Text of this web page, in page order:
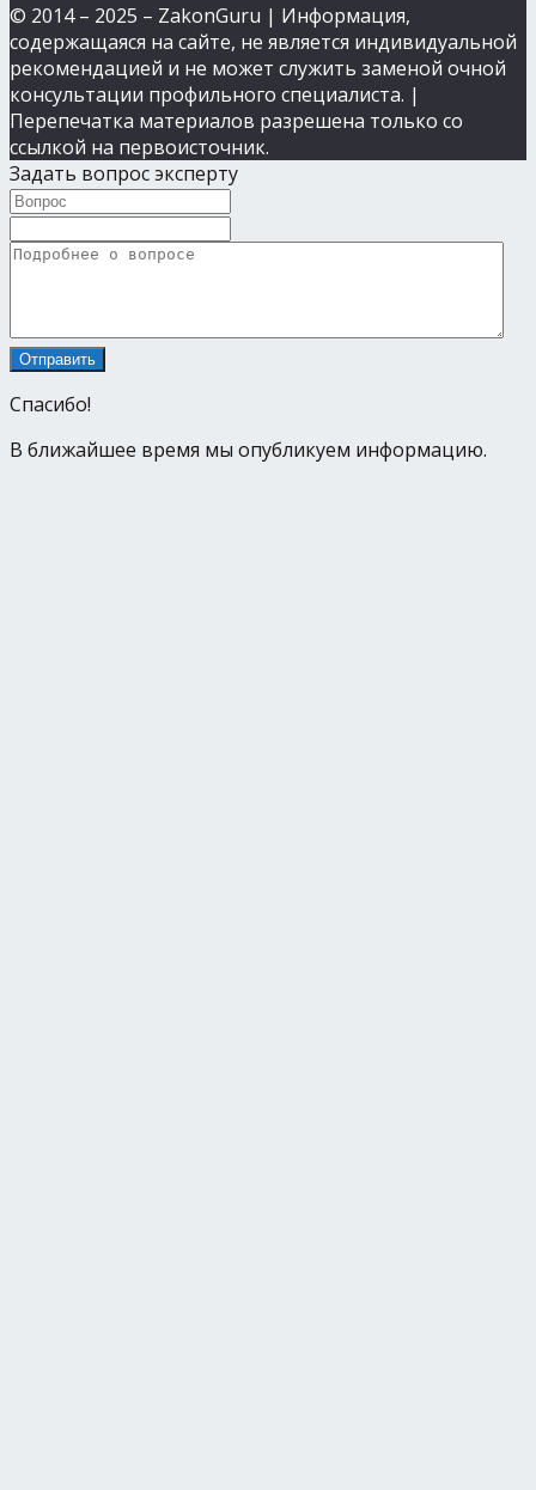
© 2014 – 2025 – ZakonGuru | Информация,
содержащаяся на сайте, не является индивидуальной
рекомендацией и не может служить заменой очной
консультации профильного специалиста. |
Перепечатка материалов разрешена только со
ссылкой на первоисточник.
Задать вопрос эксперту
Спасибо!
В ближайшее время мы опубликуем информацию.